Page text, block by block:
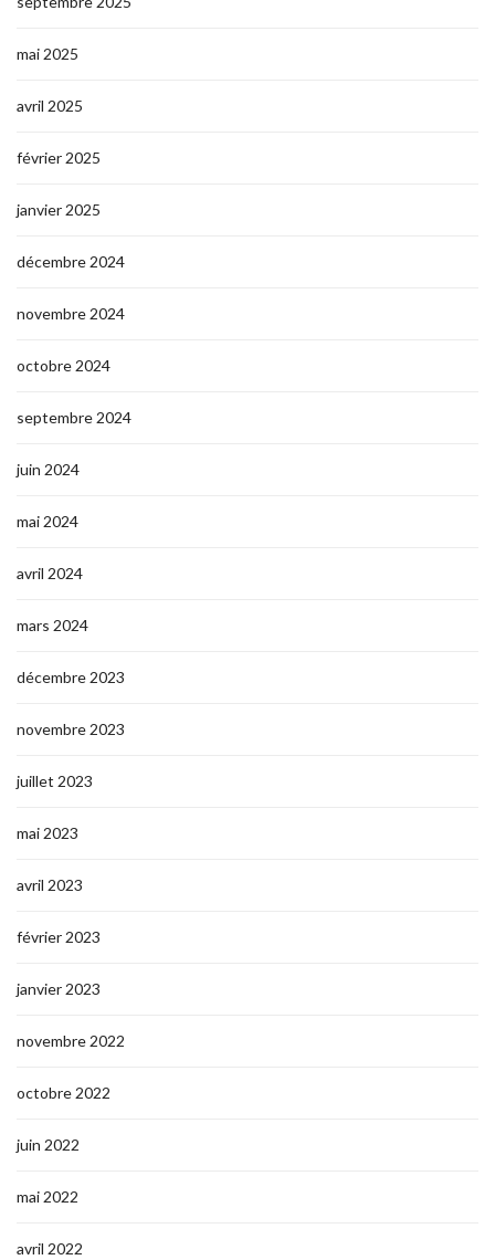
mai 2025
avril 2025
février 2025
janvier 2025
décembre 2024
novembre 2024
octobre 2024
septembre 2024
juin 2024
mai 2024
avril 2024
mars 2024
décembre 2023
novembre 2023
juillet 2023
mai 2023
avril 2023
février 2023
janvier 2023
novembre 2022
octobre 2022
juin 2022
mai 2022
avril 2022